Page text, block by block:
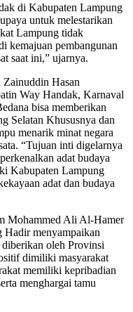
di Kabupaten Lampung
untuk melestarikan
Lampung tidak
kemajuan pembangunan
saat ini,” ujarnya.
Zainuddin Hasan
Way Handak, Karnaval
bisa memberikan
Selatan Khususnya dan
menarik minat negara
“Tujuan inti digelarnya
adat budaya
Kabupaten Lampung
adat dan budaya
Mohammed Ali Al-Hamer
Hadir menyampaikan
diberikan oleh Provinsi
dimiliki masyarakat
memiliki kepribadian
menghargai tamu